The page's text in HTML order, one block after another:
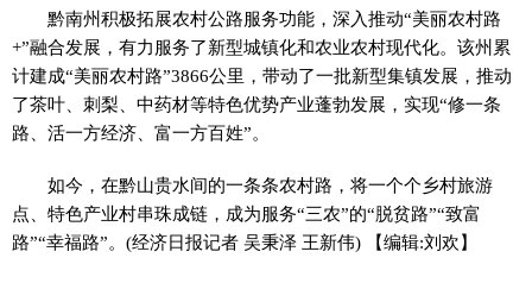
黔南州积极拓展农村公路服务功能，深入推动“美丽农村路
+”融合发展，有力服务了新型城镇化和农业农村现代化。该州累
计建成“美丽农村路”3866公里，带动了一批新型集镇发展，推动
了茶叶、刺梨、中药材等特色优势产业蓬勃发展，实现“修一条
路、活一方经济、富一方百姓”。
如今，在黔山贵水间的一条条农村路，将一个个乡村旅游
点、特色产业村串珠成链，成为服务“三农”的“脱贫路”“致富
路”“幸福路”。(经济日报记者 吴秉泽 王新伟)
【编辑:刘欢】